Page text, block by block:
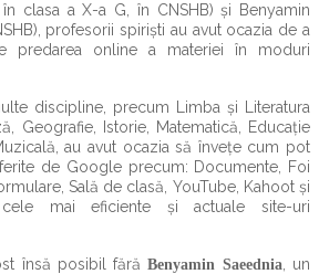
în clasa a X-a G, în CNSHB) și Benyamin
profesorii spiriști au avut ocazia de a
predarea online a materiei în moduri
discipline, precum Limba și Literatura
Geografie, Istorie, Matematică, Educație
au avut ocazia să învețe cum pot
de Google precum: Documente, Foi
Sală de clasă, YouTube, Kahoot și
mai eficiente și actuale site-uri
însă posibil fără Benyamin Saeednia , un